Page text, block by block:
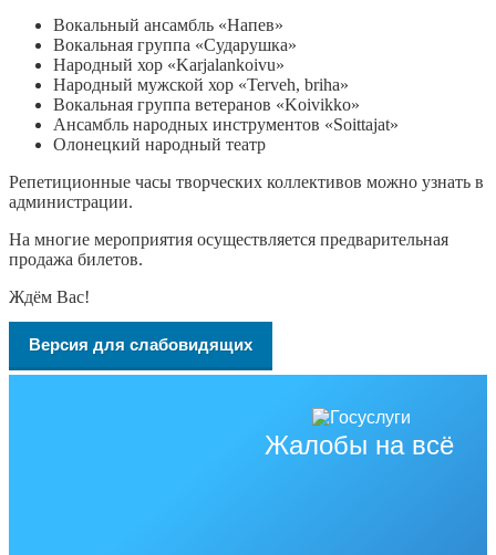
Вокальный ансамбль «Напев»
Вокальная группа «Сударушка»
Народный хор «Karjalankoivu»
Народный мужской хор «Terveh, briha»
Вокальная группа ветеранов «Koivikko»
Ансамбль народных инструментов «Soittajat»
Олонецкий народный театр
Репетиционные часы творческих коллективов можно узнать в
администрации.
На многие мероприятия осуществляется предварительная
продажа билетов.
Ждём Вас!
Версия для слабовидящих
Жалобы на всё